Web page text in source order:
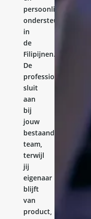
persoonlijke
ondersteuning
in
de
Filipijnen.
De
professional
sluit
aan
bij
jouw
bestaande
team,
terwijl
jij
eigenaar
blijft
van
product,